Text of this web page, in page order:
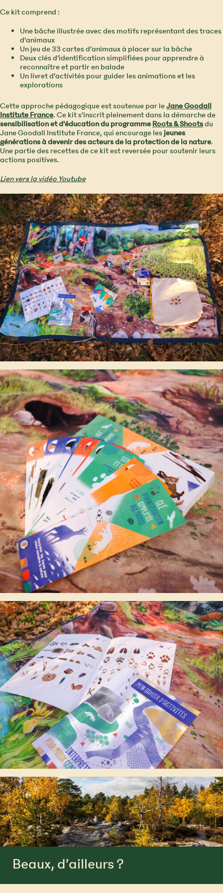
Ce kit comprend :
Une bâche illustrée avec des motifs représentant des traces
d’animaux
Un jeu de 33 cartes d’animaux à placer sur la bâche
Deux clés d’identification simplifiées pour apprendre à
reconnaître et partir en balade
Un livret d’activités pour guider les animations et les
explorations
Cette approche pédagogique est soutenue par leJane Goodall
Institute France. Ce kit s’inscrit pleinement dans la démarche de
sensibilisation et d’éducation du programmeRoots & Shootsdu
Jane Goodall Institute France, qui encourage lesjeunes
générations à devenir des acteurs de la protection de la nature.
Une partie des recettes de ce kit est reversée pour soutenir leurs
actions positives.
Lien vers la vidéo Youtube
Beaux, d’ailleurs ?